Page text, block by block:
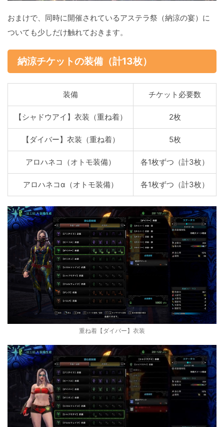
おまけで、同時に開催されているアステラ祭（納涼の宴）に
ついても少しだけ触れておきます。
納涼チケットの装備（計13枚）
装備 チケット必要数
【シャドウアイ】衣装（重ね着） 2枚
【ダイバー】衣装（重ね着） 5枚
アロハネコ（オトモ装備） 各1枚ずつ（計3枚）
アロハネコα（オトモ装備） 各1枚ずつ（計3枚）
重ね着【ダイバー】衣装